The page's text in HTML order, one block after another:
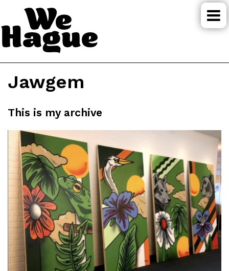
Jawgem
This is my archive